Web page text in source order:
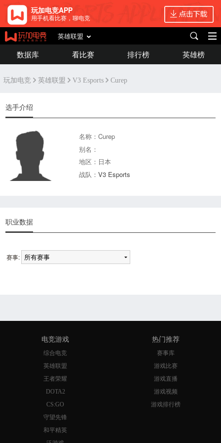
玩加电竞APP
用手机看比赛，聊电竞
英雄联盟
数据库 看比赛 排行榜 英雄榜
玩加电竞 英雄联盟 V3 Esports Curep
选手介绍
名称：Curep
别名：
地区：日本
战队：V3 Esports
职业数据
赛事:
电竞游戏
综合电竞
英雄联盟
王者荣耀
DOTA2
CS:GO
守望先锋
和平精英
热门推荐
赛事库
游戏比赛
游戏直播
游戏视频
游戏排行榜